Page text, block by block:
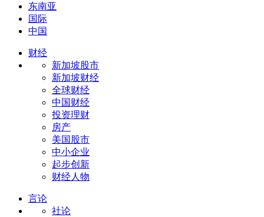
东南亚
国际
中国
财经
新加坡股市
新加坡财经
全球财经
中国财经
投资理财
房产
美国股市
中小企业
起步创新
财经人物
言论
社论